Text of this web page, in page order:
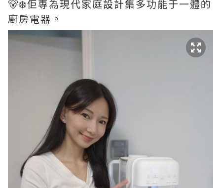
🐻‍❄️佢專為現代家庭設計集多功能于一體的
廚房電器。